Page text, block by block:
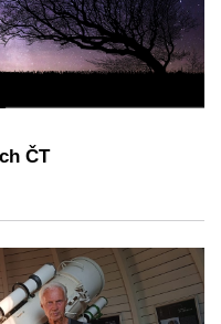
ČT